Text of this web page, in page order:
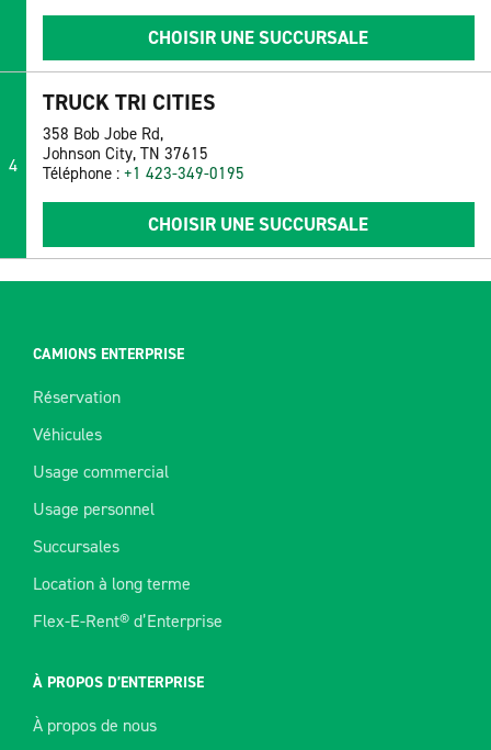
CHOISIR UNE SUCCURSALE
4
TRUCK TRI CITIES
358 Bob Jobe Rd,
Johnson City, TN 37615
Téléphone : +1 423-349-0195
CHOISIR UNE SUCCURSALE
CAMIONS ENTERPRISE
Réservation
Véhicules
Usage commercial
Usage personnel
Succursales
Location à long terme
Flex-E-Rent® d’Enterprise
À PROPOS D’ENTERPRISE
À propos de nous